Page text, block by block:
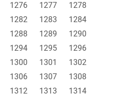
1276 1277
1278
1282 1283
1284
1288 1289
1290
1294 1295
1296
1300 1301
1302
1306 1307
1308
1312 1313
1314